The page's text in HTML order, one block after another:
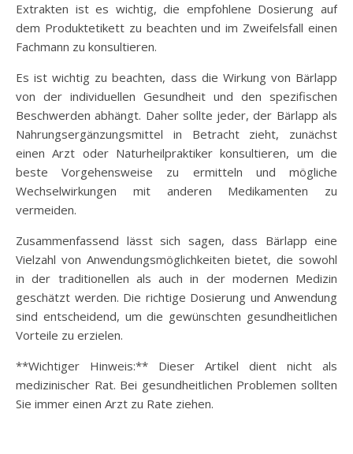
Extrakten ist es wichtig, die empfohlene Dosierung auf
dem Produktetikett zu beachten und im Zweifelsfall einen
Fachmann zu konsultieren.
Es ist wichtig zu beachten, dass die Wirkung von Bärlapp
von der individuellen Gesundheit und den spezifischen
Beschwerden abhängt. Daher sollte jeder, der Bärlapp als
Nahrungsergänzungsmittel in Betracht zieht, zunächst
einen Arzt oder Naturheilpraktiker konsultieren, um die
beste Vorgehensweise zu ermitteln und mögliche
Wechselwirkungen mit anderen Medikamenten zu
vermeiden.
Zusammenfassend lässt sich sagen, dass Bärlapp eine
Vielzahl von Anwendungsmöglichkeiten bietet, die sowohl
in der traditionellen als auch in der modernen Medizin
geschätzt werden. Die richtige Dosierung und Anwendung
sind entscheidend, um die gewünschten gesundheitlichen
Vorteile zu erzielen.
**Wichtiger Hinweis:** Dieser Artikel dient nicht als
medizinischer Rat. Bei gesundheitlichen Problemen sollten
Sie immer einen Arzt zu Rate ziehen.